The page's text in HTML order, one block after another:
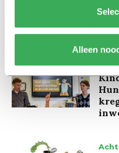
Alleen